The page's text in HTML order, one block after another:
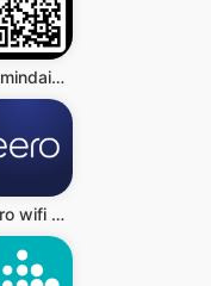
Pemindai QR - Barcode Scanner
eero wifi system